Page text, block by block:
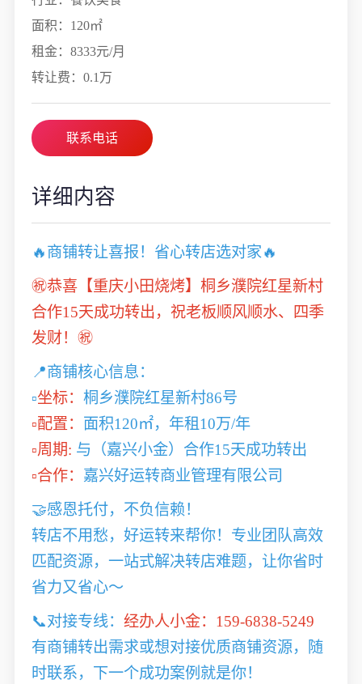
面积：120㎡
租金：8333元/月
转让费：0.1万
联系电话
详细内容
🔥商铺转让喜报！省心转店选对家🔥
㊗️恭喜【重庆小田烧烤】桐乡濮院红星新村
合作15天成功转出，祝老板顺风顺水、四季
发财！㊗️
📍商铺核心信息：
▫️坐标： 桐乡濮院红星新村86号
▫️配置：
面积120㎡，年租10万/年
▫️周期: 与（嘉兴小金）合作15天成功转出
▫️合作： 嘉兴好运转商业管理有限公司
🤝感恩托付，不负信赖！
转店不用愁，好运转来帮你！专业团队高效
匹配资源，一站式解决转店难题，让你省时
省力又省心～
📞对接专线： 经办人小金：159-6838-5249
有商铺转出需求或想对接优质商铺资源，随
时联系，下一个成功案例就是你！